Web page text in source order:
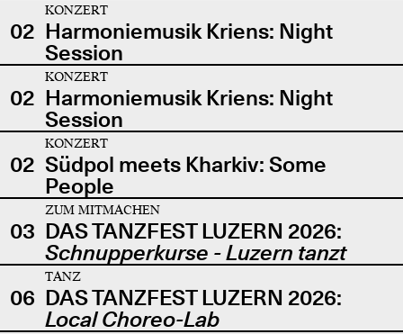
02
KONZERT
Harmoniemusik Kriens: Night
Session
02
KONZERT
Harmoniemusik Kriens: Night
Session
02
KONZERT
Südpol meets Kharkiv: Some
People
03
ZUM MITMACHEN
DAS TANZFEST LUZERN 2026:
Schnupperkurse - Luzern tanzt
06
TANZ
DAS TANZFEST LUZERN 2026:
Local Choreo-Lab